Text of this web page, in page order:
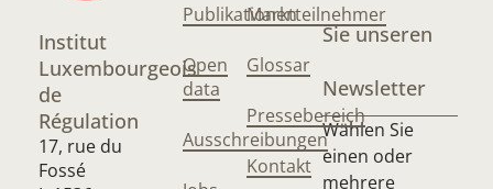
Institut
Luxembourgeois
de
Régulation
17, rue du
Fossé
Publikationen
Open
data
Ausschreibungen
Marktteilnehmer
Glossar
Pressebereich
Kontakt
Sie unseren
Newsletter
Wählen Sie
einen oder
mehrere